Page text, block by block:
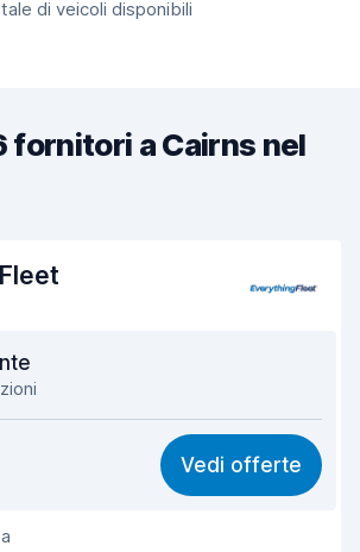
di veicoli disponibili
fornitori a Cairns nel
9,2
8,5
Vedi offerte